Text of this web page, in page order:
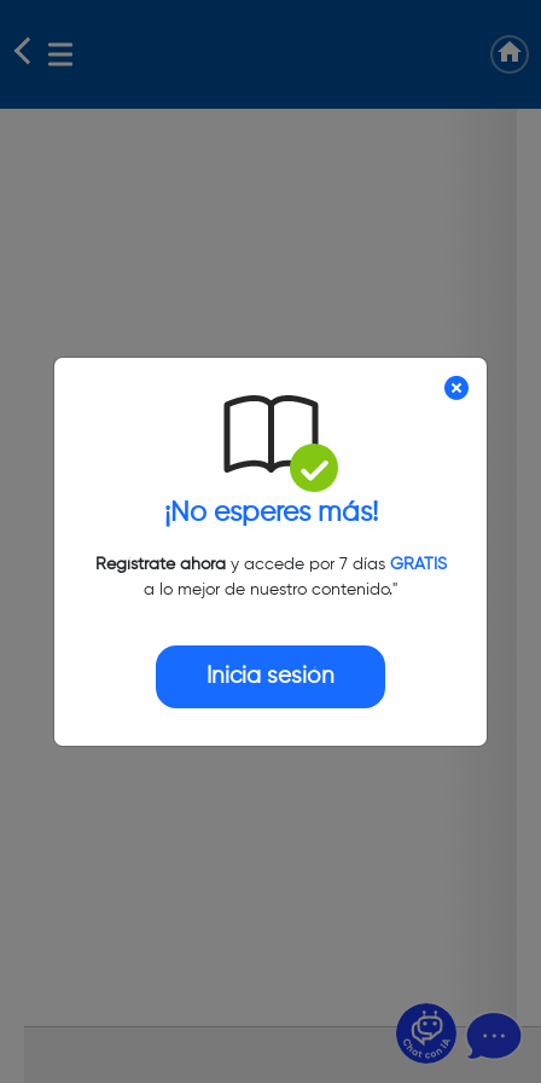
¡No esperes más!
Regístrate ahoray accede por 7 días GRATIS
a lo mejor de nuestro contenido."
Inicia sesión